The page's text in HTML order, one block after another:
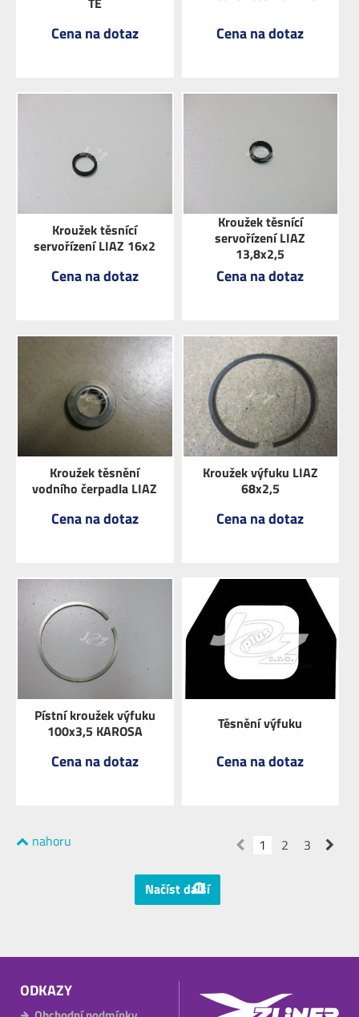
Cena na dotaz Cena na dotaz
Kroužek těsnící
servořízení LIAZ 16x2
Cena na dotaz
ZOBRAZIT
Kroužek těsnící
servořízení LIAZ
13,8x2,5
Cena na dotaz
ZOBRAZIT
Kroužek těsnění
vodního čerpadla LIAZ
Cena na dotaz
ZOBRAZIT
Kroužek výfuku LIAZ
68x2,5
Cena na dotaz
Pístní kroužek výfuku
100x3,5 KAROSA
Cena na dotaz
Těsnění výfuku
Cena na dotaz
ZOBRAZIT
nahoru 1 2 3
Načíst další
ODKAZY